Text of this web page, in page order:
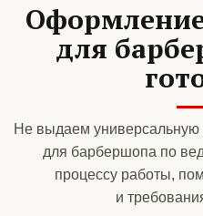
для
Не выдаем универсальную
для барбершопа по
процессу работы,
и